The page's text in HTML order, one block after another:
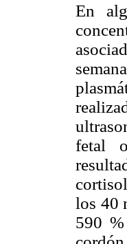
En
fetal
los 40
590